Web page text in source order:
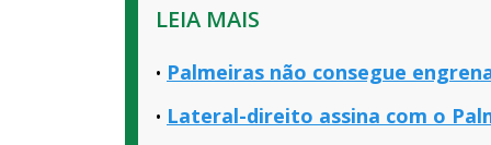
LEIA MAIS
Palmeiras não consegue
Lateral-direito assina com o